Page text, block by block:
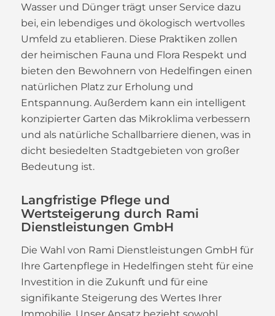
Wasser und Dünger trägt unser Service dazu
bei, ein lebendiges und ökologisch wertvolles
Umfeld zu etablieren. Diese Praktiken zollen
der heimischen Fauna und Flora Respekt und
bieten den Bewohnern von Hedelfingen einen
natürlichen Platz zur Erholung und
Entspannung. Außerdem kann ein intelligent
konzipierter Garten das Mikroklima verbessern
und als natürliche Schallbarriere dienen, was in
dicht besiedelten Stadtgebieten von großer
Bedeutung ist.
Langfristige Pflege und
Wertsteigerung durch Rami
Dienstleistungen GmbH
Die Wahl von Rami Dienstleistungen GmbH für
Ihre Gartenpflege in Hedelfingen steht für eine
Investition in die Zukunft und für eine
signifikante Steigerung des Wertes Ihrer